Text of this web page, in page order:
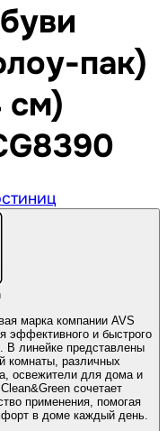
пак)
см)
марка компании AVS
эффективного и быстрого
В линейке представлены
комнаты, различных
освежители для дома и
сочетает
применения, помогая
в доме каждый день.